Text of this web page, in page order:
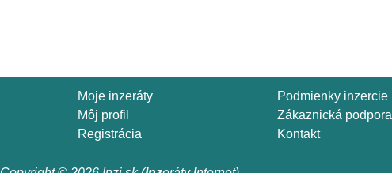
Moje inzeráty
Môj profil
Registrácia
Podmienky inzercie
Zákaznická podpora
Kontakt